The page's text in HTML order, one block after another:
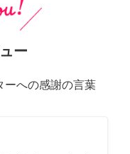
ー
ーへの感謝の言葉